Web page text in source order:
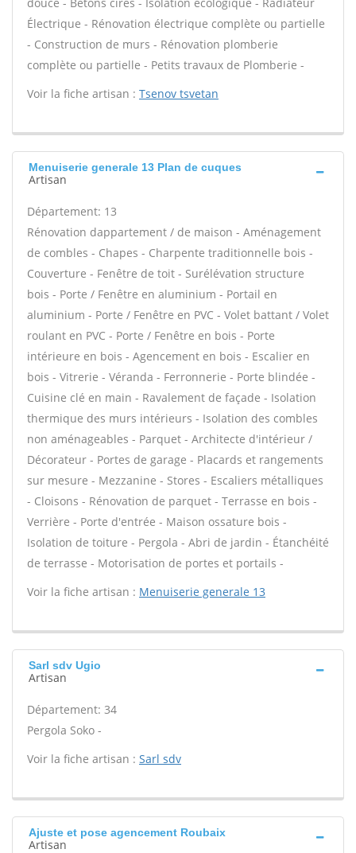
Électrique - Rénovation électrique complète ou partielle
- Construction de murs - Rénovation plomberie
complète ou partielle - Petits travaux de Plomberie -
Voir la fiche artisan : Tsenov tsvetan
Menuiserie generale 13 Plan de cuques
Artisan
Département: 13
Rénovation dappartement / de maison - Aménagement
de combles - Chapes - Charpente traditionnelle bois -
Couverture - Fenêtre de toit - Surélévation structure
bois - Porte / Fenêtre en aluminium - Portail en
aluminium - Porte / Fenêtre en PVC - Volet battant / Volet
roulant en PVC - Porte / Fenêtre en bois - Porte
intérieure en bois - Agencement en bois - Escalier en
bois - Vitrerie - Véranda - Ferronnerie - Porte blindée -
Cuisine clé en main - Ravalement de façade - Isolation
thermique des murs intérieurs - Isolation des combles
non aménageables - Parquet - Architecte d'intérieur /
Décorateur - Portes de garage - Placards et rangements
sur mesure - Mezzanine - Stores - Escaliers métalliques
- Cloisons - Rénovation de parquet - Terrasse en bois -
Verrière - Porte d'entrée - Maison ossature bois -
Isolation de toiture - Pergola - Abri de jardin - Étanchéité
de terrasse - Motorisation de portes et portails -
Voir la fiche artisan : Menuiserie generale 13
Sarl sdv Ugio
Artisan
Département: 34
Pergola Soko -
Voir la fiche artisan : Sarl sdv
Ajuste et pose agencement Roubaix
Artisan